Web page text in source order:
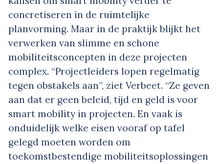
concretiseren in de ruimtelijke
planvorming. Maar in de praktijk blijkt het
verwerken van slimme en schone
mobiliteitsconcepten in deze projecten
complex. “Projectleiders lopen regelmatig
tegen obstakels aan”, ziet Verbeet. “Ze geven
aan dat er geen beleid, tijd en geld is voor
smart mobility in projecten. En vaak is
onduidelijk welke eisen vooraf op tafel
gelegd moeten worden om
toekomstbestendige mobiliteitsoplossingen